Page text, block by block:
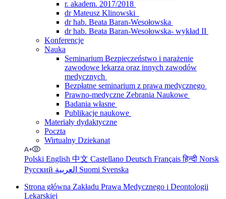
r. akadem. 2017/2018
dr Mateusz Klinowski
dr hab. Beata Baran-Wesołowska
dr hab. Beata Baran-Wesołowska- wykład II
Konferencje
Nauka
Seminarium Bezpieczeństwo i narażenie
zawodowe lekarza oraz innych zawodów
medycznych
Bezpłatne seminarium z prawa medycznego
Prawno-medyczne Zebrania Naukowe
Badania własne
Publikacje naukowe
Materiały dydaktyczne
Poczta
Wirtualny Dziekanat
Polski English 中文 Castellano Deutsch Françaisहिन्दी Norsk
Русский
Suomi Svenska
Strona główna Zakładu Prawa Medycznego i Deontologii
Lekarskiej